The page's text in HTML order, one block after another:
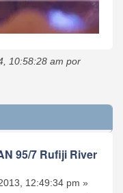
10:58:28 am por
95/7 Rufiji River
12:49:34 pm »